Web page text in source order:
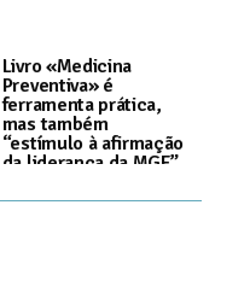
Livro «Medicina
Preventiva» é
ferramenta prática,
mas também
“estímulo à afirmação
da liderança da MGF”